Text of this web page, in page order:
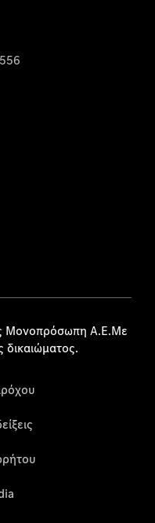
Μονοπρόσωπη Α.Ε.Με
δικαιώματος.